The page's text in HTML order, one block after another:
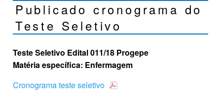
Publicado cronograma do
Teste Seletivo
Teste Seletivo Edital 011/18 Progepe
Matéria específica: Enfermagem
Cronograma teste seletivo